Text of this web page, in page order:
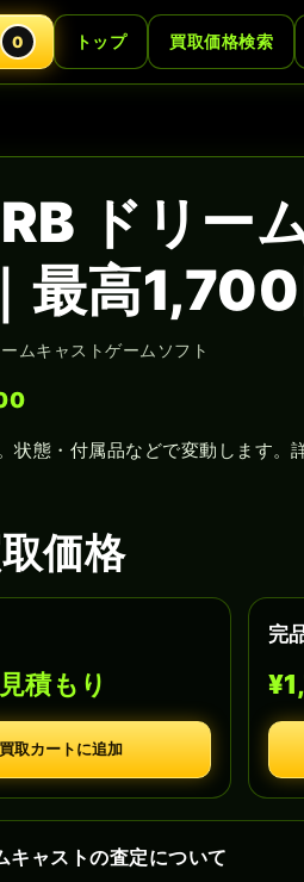
0 トップ 買取価格検索
ドリー
最高1,700
ムキャストゲームソフト
状態・付属品などで変動します。
価格
積もり
取カートに追加
完
キャストの査定について